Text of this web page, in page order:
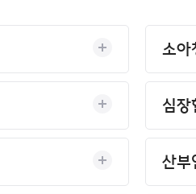
소아
심장
산부